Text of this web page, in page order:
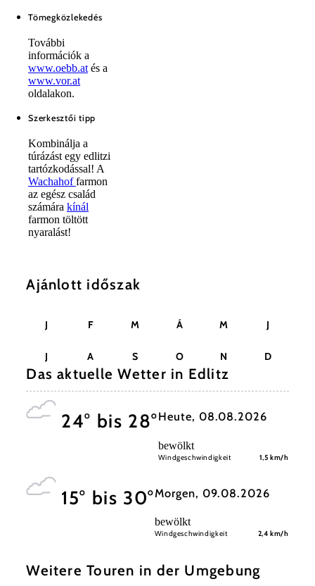
Tömegközlekedés
További
információk a
www.oebb.at és a
www.vor.at
oldalakon.
Szerkesztői tipp
Kombinálja a
túrázást egy edlitzi
tartózkodással! A
Wachahoffarmon
az egész család
számára kínál
farmon töltött
nyaralást!
Ajánlott időszak
J F M Á M J
J A S O N D
Das aktuelle Wetter in Edlitz
24° bis 28°Heute, 08.08.2026
bewölkt
Windgeschwindigkeit 1,5 km/h
15° bis 30°Morgen, 09.08.2026
bewölkt
Windgeschwindigkeit 2,4 km/h
Weitere Touren in der Umgebung